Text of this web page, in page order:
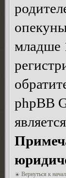
младше
phpBB
Вернуться к